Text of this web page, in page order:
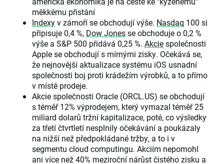
měkkému přistání
Indexyv zámoří se obchodují výše. Nasdaq 100 si
připisuje 0,4 %, Dow Jonesse obchoduje o 0,2 %
výše a S&P 500 přidává 0,25 %. Akciespolečnosti
Apple se obchodují s mírnými zisky. Očekává se,
že nejnovější aktualizace systému iOS usnadní
společnosti boj proti krádežím výrobků, a to přímo
v místě prodeje.
Akcie společnosti Oracle (ORCL.US) se obchodují
s téměř 12% výprodejem, který vymazal téměř 25
miliard dolarů tržní kapitalizace, poté, co výsledky
za třetí čtvrtletí nesplnily očekávání a poukázaly
na nižší než předpokládané tržby, a to i v
segmentu cloud computingu. Akciím nepomohl
ani více než 40% meziroční nárůst čistého zisku a